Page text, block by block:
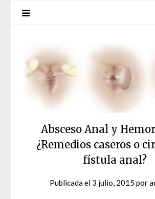
Absceso Anal y
¿Remedios caseros o
fístula anal?
Publicada el 3 julio, 2015 por